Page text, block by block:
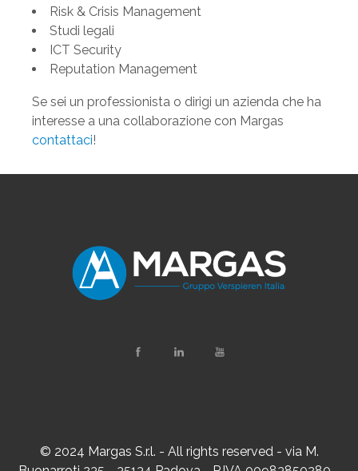
Risk & Crisis Management
Studi legali
ICT Security
Reputation Management
Se sei un professionista o dirigi un azienda che ha
interesse a una collaborazione con Margas
contattaci!
© 2024 Margas S.r.l. - All rights reserved - via M.